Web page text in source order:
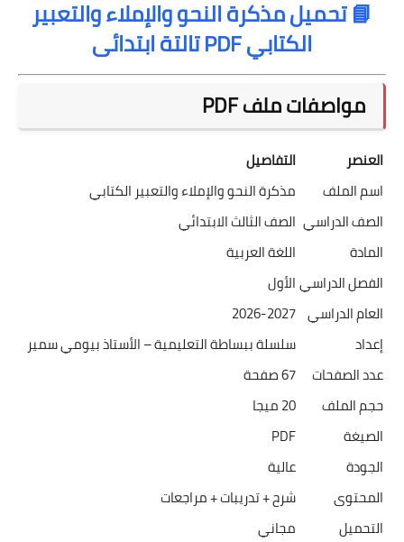
📘 تحميل مذكرة النحو والإملاء والتعبير
الكتابي PDF تالتة ابتدائى
مواصفات ملف PDF
العنصر
التفاصيل
اسم الملف
مذكرة النحو والإملاء والتعبير الكتابي
الصف الدراسي الصف الثالث الابتدائي
المادة
اللغة العربية
الفصل الدراسيالأول
العام الدراسي 2026-2027
إعداد
سلسلة ببساطة التعليمية – الأستاذ بيومي سمير
عدد الصفحات
67 صفحة
حجم الملف
20 ميجا
الصيغة
PDF
الجودة
عالية
المحتوى
شرح + تدريبات + مراجعات
التحميل
مجاني